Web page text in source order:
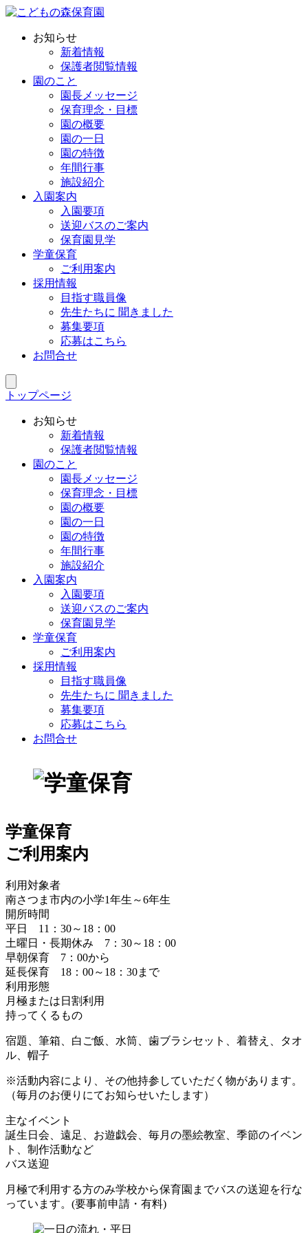
お知らせ
新着情報
保護者閲覧情報
園のこと
園長メッセージ
保育理念・目標
園の概要
園の一日
園の特徴
年間行事
施設紹介
入園案内
入園要項
送迎バスのご案内
保育園見学
学童保育
ご利用案内
採用情報
目指す職員像
先生たちに 聞きました
募集要項
応募はこちら
お問合せ
トップページ
お知らせ
新着情報
保護者閲覧情報
園のこと
園長メッセージ
保育理念・目標
園の概要
園の一日
園の特徴
年間行事
施設紹介
入園案内
入園要項
送迎バスのご案内
保育園見学
学童保育
ご利用案内
採用情報
目指す職員像
先生たちに 聞きました
募集要項
応募はこちら
お問合せ
学童保育
ご利用案内
利用対象者
南さつま市内の小学1年生～6年生
開所時間
平日 11：30～18：00
土曜日・長期休み 7：30～18：00
早朝保育 7：00から
延長保育 18：00～18：30まで
利用形態
月極または日割利用
持ってくるもの
宿題、筆箱、白ご飯、水筒、歯ブラシセット、着替え、タオ
ル、帽子
※活動内容により、その他持参していただく物があります。
（毎月のお便りにてお知らせいたします）
主なイベント
誕生日会、遠足、お遊戯会、毎月の墨絵教室、季節のイベン
ト、制作活動など
バス送迎
月極で利用する方のみ学校から保育園までバスの送迎を行な
っています。(要事前申請・有料)